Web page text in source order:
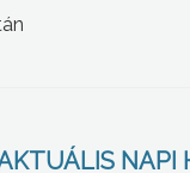
NAPI
a városi